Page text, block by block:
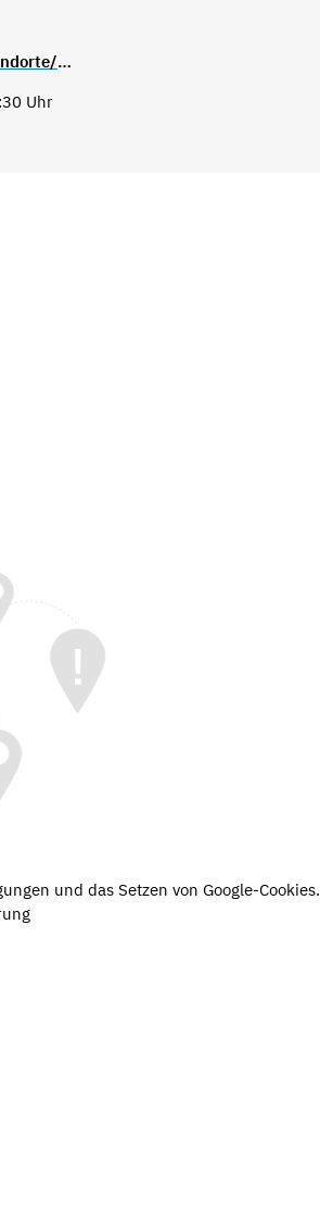
https://stadtbibliothek.saarbruecken.de/standorte/kultur_und_lesetreffs/kultur_und_lesetreff_malstatt
Uhr
und das Setzen von Google-Cookies.